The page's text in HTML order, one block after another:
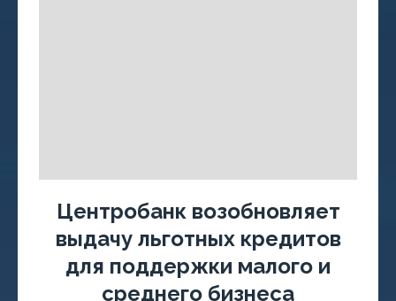
Центробанк возобновляет
выдачу льготных кредитов
для поддержки малого и
среднего бизнеса